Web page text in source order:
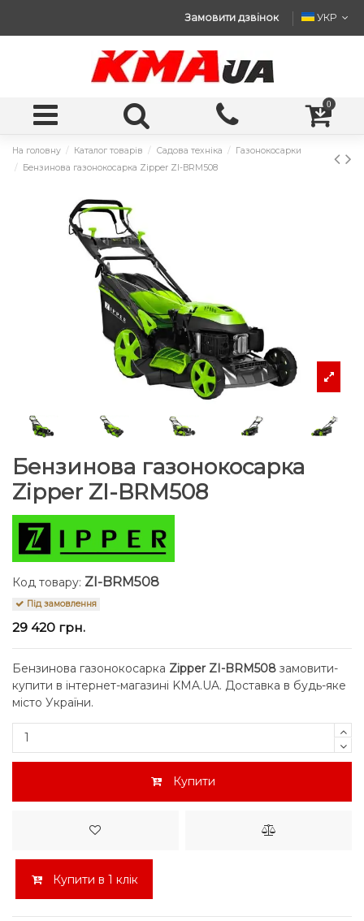
Замовити дзвінок УКР
0
На головну Каталог товарів Садова техніка
Газонокосарки
Бензинова газонокосарка Zipper ZI-BRM508
Бензинова газонокосарка
Zipper ZI-BRM508
Код товару: ZI-BRM508
Під замовлення
29 420 грн.
Бензинова газонокосарка Zipper ZI-BRM508 замовити-
купити в інтернет-магазині KMA.UA. Доставка в будь-яке
місто України.
Купити
Купити в 1 клік